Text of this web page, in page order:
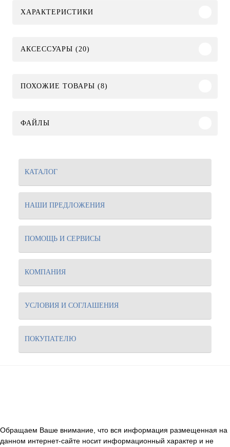
ХАРАКТЕРИСТИКИ
АКСЕССУАРЫ (20)
ПОХОЖИЕ ТОВАРЫ (8)
ФАЙЛЫ
КАТАЛОГ
НАШИ ПРЕДЛОЖЕНИЯ
ПОМОЩЬ И СЕРВИСЫ
КОМПАНИЯ
УСЛОВИЯ И СОГЛАШЕНИЯ
ПОКУПАТЕЛЮ
Обращаем Ваше внимание, что вся информация размещенная на
данном интернет-сайте носит информационный характер и не